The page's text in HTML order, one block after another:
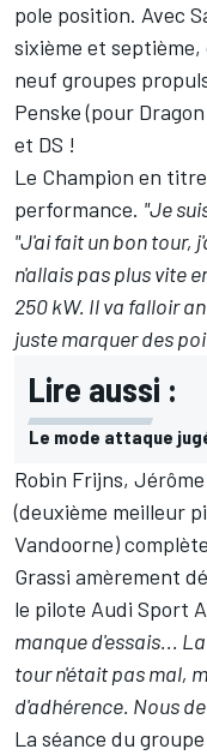
pole position. Avec
sixième et
neuf groupes
Penske (pour
et DS !
Le Champion en
performance. "Je
"J'ai fait un bon tour,
n'allais pas plus vite
250 kW. Il va falloir
juste marquer des
Lire aussi :
Le mode attaque
Robin Frijns,
(deuxième meilleur
Vandoorne)
Grassi amèrement
le pilote Audi Sport
manque d'essais...
tour n'était pas mal,
d'adhérence. Nous
La séance du